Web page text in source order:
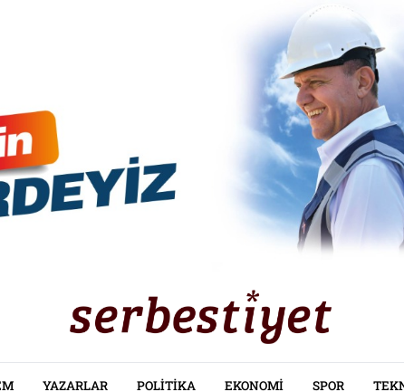
YAZARLAR POLITIKA EKONOMI SPOR